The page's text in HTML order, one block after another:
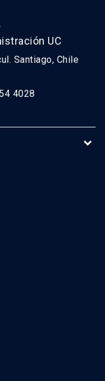
UC
Santiago, Chile
4028